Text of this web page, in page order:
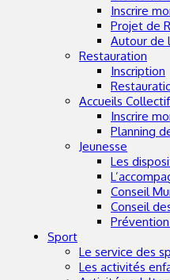
Inscrire
Projet de
Autour de
Restauration
Inscription
Accueils
Inscrire
Planning
Jeunesse
Les
Conseil
Conseil
Sport
Le service des
Les activités